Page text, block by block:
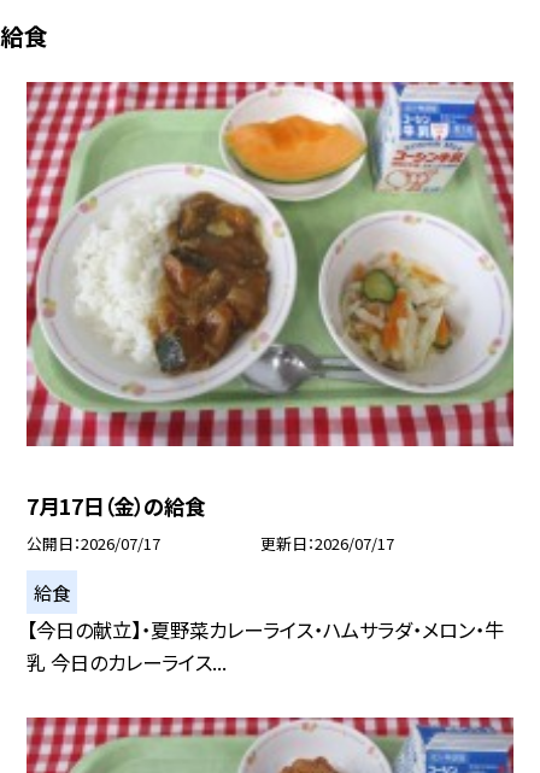
給食
7月17日（金）の給食
公開日 2026/07/17 更新日 2026/07/17
給食
【今日の献立】・夏野菜カレーライス・ハムサラダ・メロン・牛
乳 今日のカレーライス...